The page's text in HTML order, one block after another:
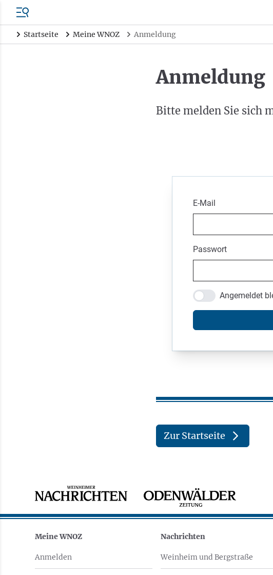
Startseite Meine WNOZ Anmeldung
Anmeldung
Bitte melden Sie sich
E-Mail
Passwort
Angemeldet
Zur Startseite
Meine WNOZ
Anmelden
Nachrichten
Weinheim und Bergstraße